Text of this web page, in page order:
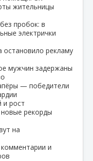
жительницы
пробок: в
электрички
рекламу
мужчин задержаны
— победители
и рост
рекорды
на
и